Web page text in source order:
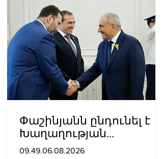
Փաշինյանն ընդունել է
Խաղաղության
առաքելությունների
09.49.06.08.2026